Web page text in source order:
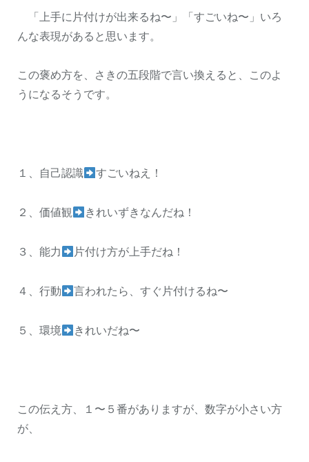
「上手に片付けが出来るね〜」「すごいね〜」いろ
んな表現があると思います。
この褒め方を、さきの五段階で言い換えると、このよ
うになるそうです。
１、自己認識 すごいねえ！
２、価値観 きれいずきなんだね！
３、能力 片付け方が上手だね！
４、行動 言われたら、すぐ片付けるね〜
５、環境 きれいだね〜
この伝え方、１〜５番がありますが、数字が小さい方
が、